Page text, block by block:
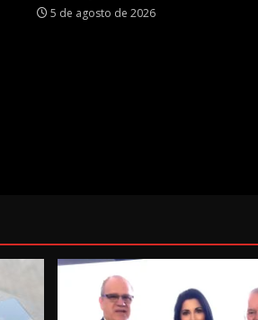
5 de agosto de 2026